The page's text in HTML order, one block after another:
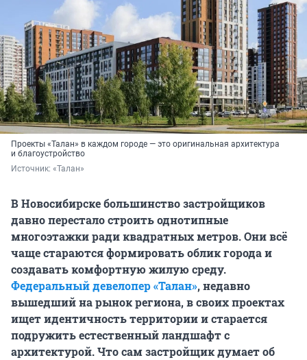
Проекты «Талан» в каждом городе — это оригинальная архитектура
и благоустройство
Источник: «Талан»
В Новосибирске большинство застройщиков
давно перестало строить однотипные
многоэтажки ради квадратных метров. Они всё
чаще стараются формировать облик города и
создавать комфортную жилую среду.
Федеральный девелопер «Талан», недавно
вышедший на рынок региона, в своих проектах
ищет идентичность территории и старается
подружить естественный ландшафт с
архитектурой. Что сам застройщик думает об